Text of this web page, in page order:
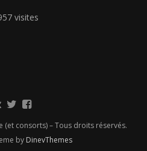
visites
Communauté
TwitterPage
(et consorts) – Tous droits réservés.
by DinevThemes